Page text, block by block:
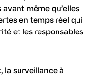
même qu’elles
en temps réel qui
et les responsables
la surveillance à